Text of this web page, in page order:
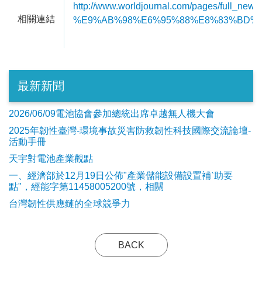
相關連結
http://www.worldjournal.com/pages/
最新新聞
2026/06/09電池協會參加總統出席卓越無人機大會
2025年韌性臺灣-環境事故災害防救韌性科技國際交流論壇-
活動手冊
天宇對電池產業觀點
​一、經濟部於12月19日公佈"產業儲能設備設置補ˋ助要
點"，經能字第11458005200號，相關
台灣韌性供應鏈的全球競爭力
BACK